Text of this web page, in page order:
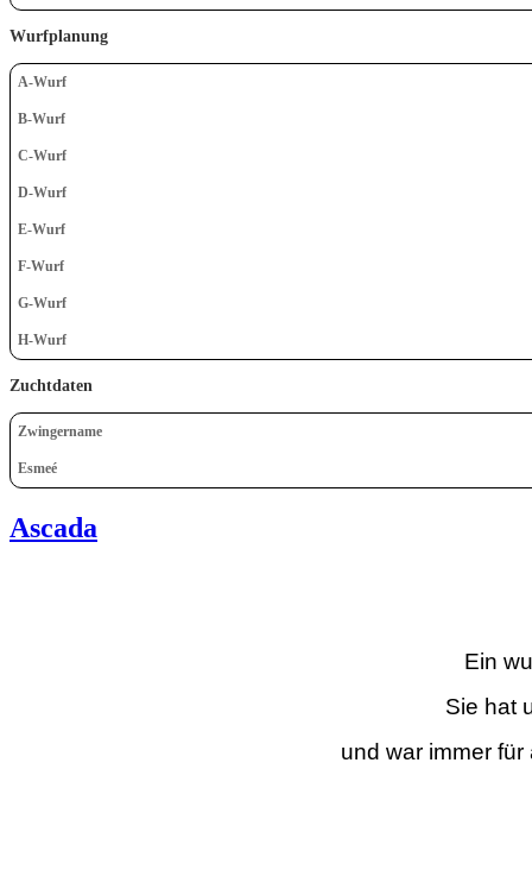
Wurfplanung
A-Wurf
B-Wurf
C-Wurf
D-Wurf
E-Wurf
F-Wurf
G-Wurf
H-Wurf
Zuchtdaten
Zwingername
Esmeé
Ascada
Ein
Sie hat
und war immer